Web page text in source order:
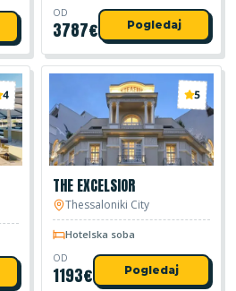
OD
3787€ Pogledaj
4 5
THE EXCELSIOR
Thessaloniki City
Hotelska soba
OD
1193€ Pogledaj